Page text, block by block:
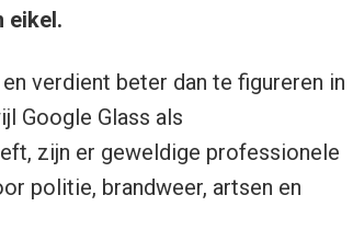
eikel.
verdient beter dan te figureren in
Google Glass als
zijn er geweldige professionele
politie, brandweer, artsen en